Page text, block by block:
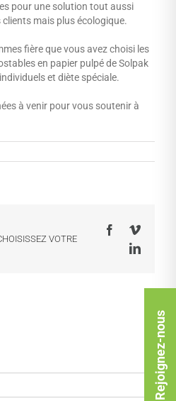
pour une solution tout aussi
mais plus écologique.
fière que vous avez choisi les
en papier pulpé de Solpak
et diète spéciale.
à venir pour vous soutenir à
VOTRE
FacebookVimeo
Rejoignez-nous